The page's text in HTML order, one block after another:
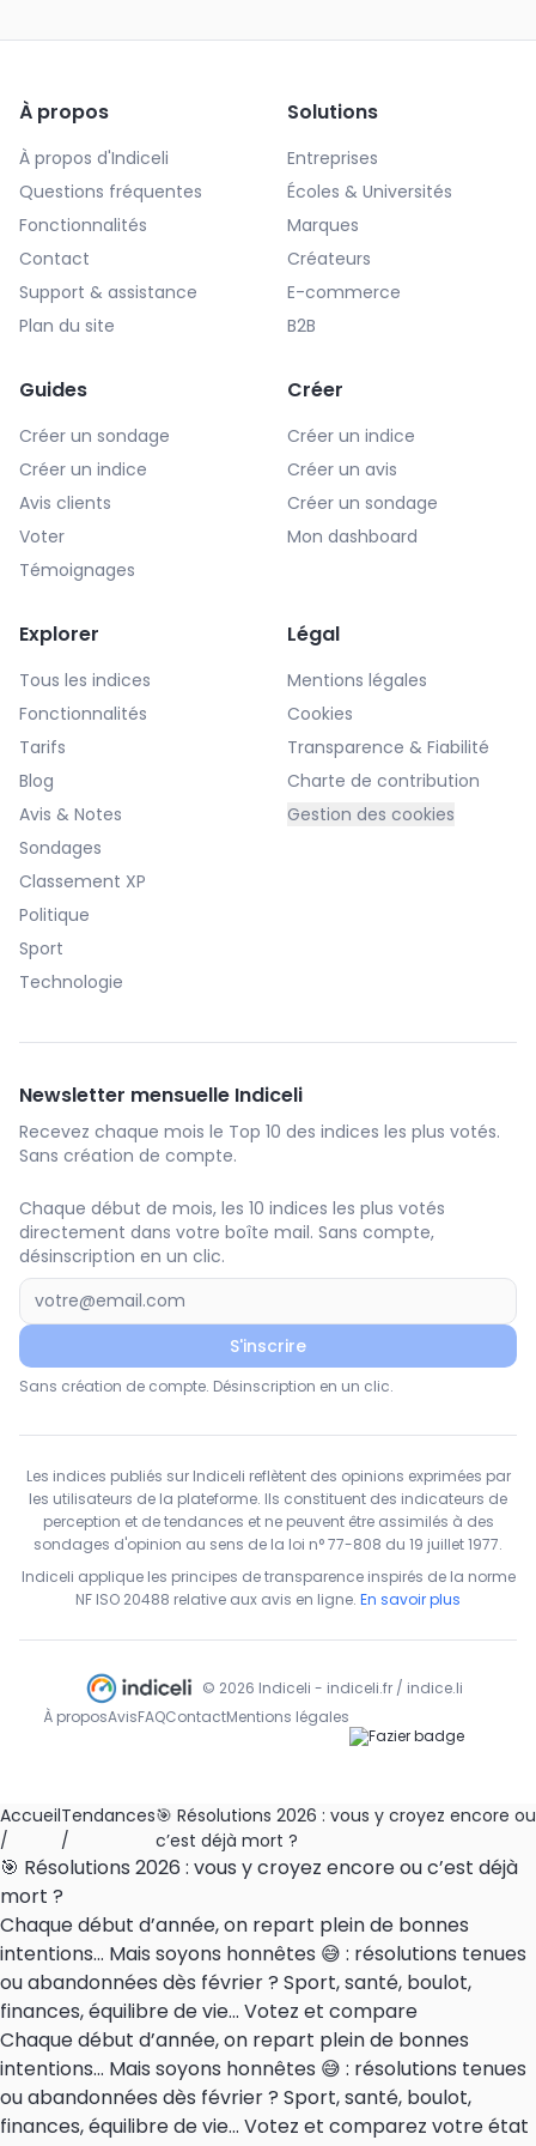
À propos
À propos d'Indiceli
Questions fréquentes
Fonctionnalités
Contact
Support & assistance
Plan du site
Solutions
Entreprises
Écoles & Universités
Marques
Créateurs
E-commerce
B2B
Guides
Créer un sondage
Créer un indice
Avis clients
Voter
Témoignages
Créer
Créer un indice
Créer un avis
Créer un sondage
Mon dashboard
Explorer
Tous les indices
Fonctionnalités
Tarifs
Blog
Avis & Notes
Sondages
Classement XP
Politique
Sport
Technologie
Légal
Mentions légales
Cookies
Transparence & Fiabilité
Charte de contribution
Gestion des cookies
Newsletter mensuelle Indiceli
Recevez chaque mois le Top 10 des indices les plus votés.
Sans création de compte.
Chaque début de mois, les 10 indices les plus votés
directement dans votre boîte mail. Sans compte,
désinscription en un clic.
S'inscrire
Sans création de compte. Désinscription en un clic.
Les indices publiés sur Indiceli reflètent des opinions exprimées par
les utilisateurs de la plateforme. Ils constituent des indicateurs de
perception et de tendances et ne peuvent être assimilés à des
sondages d'opinion au sens de la loi n° 77-808 du 19 juillet 1977.
Indiceli applique les principes de transparence inspirés de la norme
NF ISO 20488 relative aux avis en ligne. En savoir plus
© 2026 Indiceli - indiceli.fr / indice.li
À proposAvisFAQContactMentions légales
Accueil
/
Tendances
/
🎯 Résolutions 2026 : vous y croyez encore ou
c’est déjà mort ?
🎯 Résolutions 2026 : vous y croyez encore ou c’est déjà
mort ?
Chaque début d’année, on repart plein de bonnes
intentions… Mais soyons honnêtes 😅 : résolutions tenues
ou abandonnées dès février ? Sport, santé, boulot,
finances, équilibre de vie… Votez et compare
Chaque début d’année, on repart plein de bonnes
intentions… Mais soyons honnêtes 😅 : résolutions tenues
ou abandonnées dès février ? Sport, santé, boulot,
finances, équilibre de vie… Votez et comparez votre état